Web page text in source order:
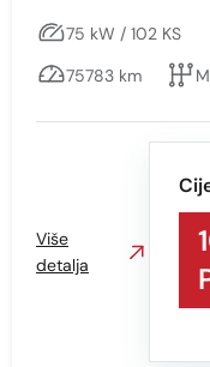
75 kW / 102 KS
75783 km
Više
detalja